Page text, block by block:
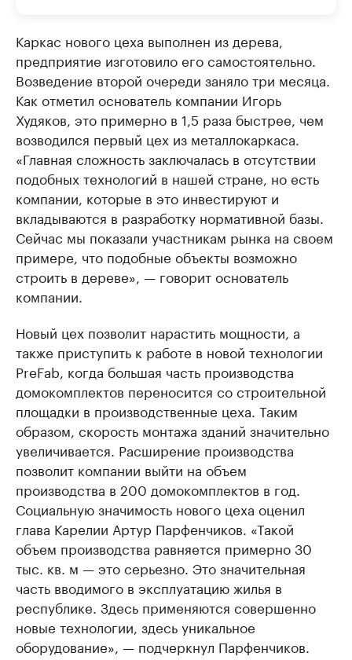
Каркас нового цеха выполнен из дерева,
предприятие изготовило его самостоятельно.
Возведение второй очереди заняло три месяца.
Как отметил основатель компании Игорь
Худяков, это примерно в 1,5 раза быстрее, чем
возводился первый цех из металлокаркаса.
«Главная сложность заключалась в отсутствии
подобных технологий в нашей стране, но есть
компании, которые в это инвестируют и
вкладываются в разработку нормативной базы.
Сейчас мы показали участникам рынка на своем
примере, что подобные объекты возможно
строить в дереве», — говорит основатель
компании.
Новый цех позволит нарастить мощности, а
также приступить к работе в новой технологии
PreFab, когда большая часть производства
домокомплектов переносится со строительной
площадки в производственные цеха. Таким
образом, скорость монтажа зданий значительно
увеличивается. Расширение производства
позволит компании выйти на объем
производства в 200 домокомплектов в год.
Социальную значимость нового цеха оценил
глава Карелии Артур Парфенчиков. «Такой
объем производства равняется примерно 30
тыс. кв. м — это серьезно. Это значительная
часть вводимого в эксплуатацию жилья в
республике. Здесь применяются совершенно
новые технологии, здесь уникальное
оборудование», — подчеркнул Парфенчиков.